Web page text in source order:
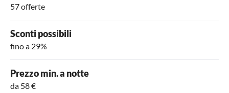
57 offerte
Sconti possibili
fino a 29%
Prezzo min. a notte
da 58 €